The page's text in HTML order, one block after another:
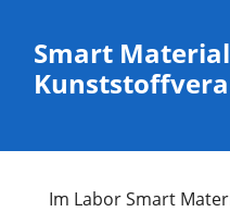
Smart
Im Labor Smart